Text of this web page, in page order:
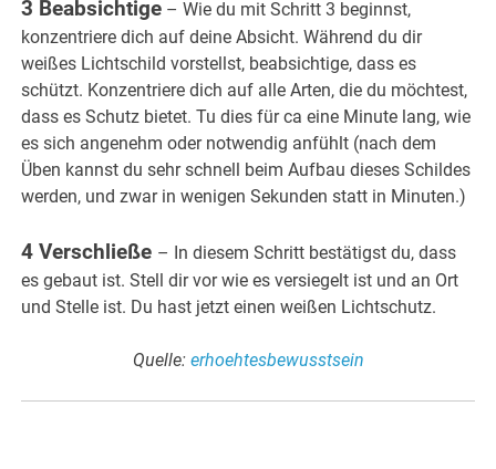
3 Beabsichtige – Wie du mit Schritt 3 beginnst,
konzentriere dich auf deine Absicht. Während du dir
weißes Lichtschild vorstellst, beabsichtige, dass es
schützt. Konzentriere dich auf alle Arten, die du möchtest,
dass es Schutz bietet. Tu dies für ca eine Minute lang, wie
es sich angenehm oder notwendig anfühlt (nach dem
Üben kannst du sehr schnell beim Aufbau dieses Schildes
werden, und zwar in wenigen Sekunden statt in Minuten.)
4 Verschließe – In diesem Schritt bestätigst du, dass
es gebaut ist. Stell dir vor wie es versiegelt ist und an Ort
und Stelle ist. Du hast jetzt einen weißen Lichtschutz.
Quelle: erhoehtesbewusstsein